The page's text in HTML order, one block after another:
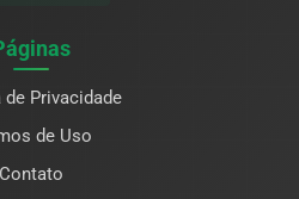
de Privacidade
de Uso
Contato